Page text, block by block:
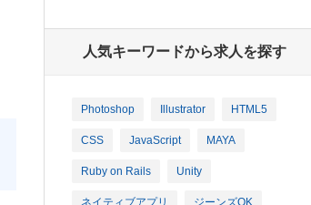
人気キーワードから求人を探す
Photoshop Illustrator HTML5
CSS JavaScript MAYA
Ruby on Rails Unity
ネイティブアプリ ジーンズOK